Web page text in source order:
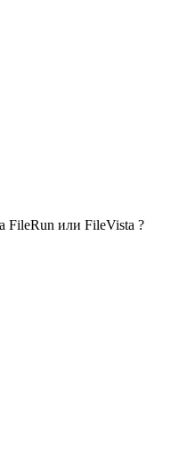
FileRun или FileVista ?